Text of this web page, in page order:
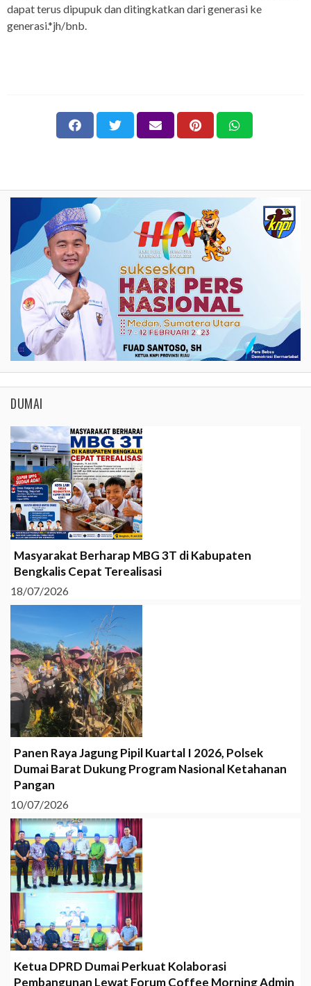
dapat terus dipupuk dan ditingkatkan dari generasi ke
generasi.*jh/bnb.
DUMAI
Masyarakat Berharap MBG 3T di Kabupaten
Bengkalis Cepat Terealisasi
18/07/2026
Panen Raya Jagung Pipil Kuartal I 2026, Polsek
Dumai Barat Dukung Program Nasional Ketahanan
Pangan
10/07/2026
Ketua DPRD Dumai Perkuat Kolaborasi
Pembangunan Lewat Forum Coffee Morning Admin